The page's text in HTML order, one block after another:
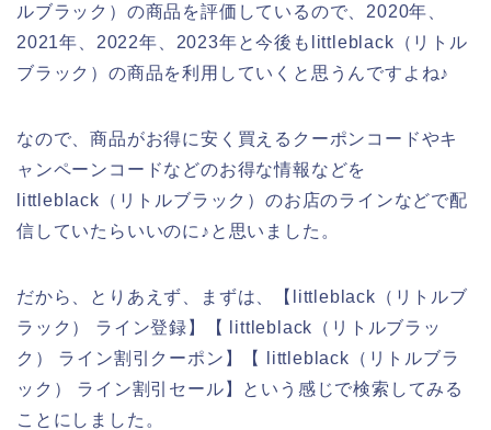
ルブラック）の商品を評価しているので、2020年、
2021年、2022年、2023年と今後もlittleblack（リトル
ブラック）の商品を利用していくと思うんですよね♪
なので、商品がお得に安く買えるクーポンコードやキ
ャンペーンコードなどのお得な情報などを
littleblack（リトルブラック）のお店のラインなどで配
信していたらいいのに♪と思いました。
だから、とりあえず、まずは、【littleblack（リトルブ
ラック） ライン登録】【 littleblack（リトルブラッ
ク） ライン割引クーポン】【 littleblack（リトルブラ
ック） ライン割引セール】という感じで検索してみる
ことにしました。